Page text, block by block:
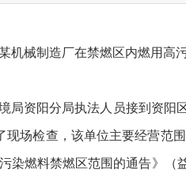
械制造厂在禁燃区内燃用高
资阳分局执法人员接到资阳
现场检查，该单位主要经营
染燃料禁燃区范围的通告》